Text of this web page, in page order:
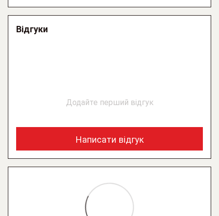
Відгуки
Додайте перший відгук
Написати відгук